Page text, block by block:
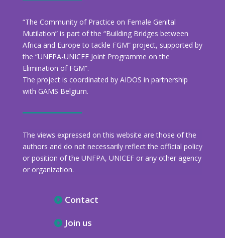
“The Community of Practice on Female Genital
Mutilation” is part of the “Building Bridges between
Africa and Europe to tackle FGM” project, supported by
the “UNFPA-UNICEF Joint Programme on the
Elimination of FGM”.
The project is coordinated by AIDOS in partnership
with GAMS Belgium.
The views expressed on this website are those of the
authors and do not necessarily reflect the official policy
or position of the UNFPA, UNICEF or any other agency
or organization.
Contact
Join us